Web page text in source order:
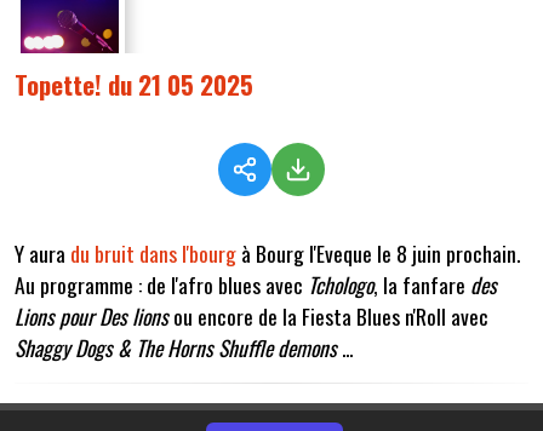
Topette! du 21 05 2025
Y aura du bruit dans l'bourgà Bourg l'Eveque le 8 juin prochain.
Au programme : de l'afro blues avec Tchologo, la fanfare des
Lions pour Des lionsou encore de la Fiesta Blues n'Roll avec
Shaggy Dogs & The Horns Shuffle demons...